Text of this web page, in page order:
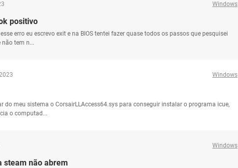
Windows
positivo
erro eu escrevo exit e na BIOS tentei fazer quase todos os passos que pesquisei
tem n...
Windows
do meu sistema o CorsairLLAccess64.sys para conseguir instalar o programa icue,
o computad...
Windows
steam não abrem